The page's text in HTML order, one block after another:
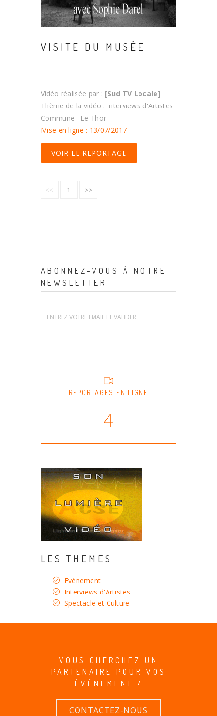
VISITE DU MUSÉE
Vidéo réalisée par : [Sud TV Locale]
Thème de la vidéo : Interviews d'Artistes
Commune : Le Thor
Mise en ligne : 13/07/2017
VOIR LE REPORTAGE
<< 1 >>
ABONNEZ-VOUS À NOTRE
NEWSLETTER
REPORTAGES EN LIGNE
4
LES THEMES
Evénement
Interviews d'Artistes
Spectacle et Culture
VOUS CHERCHEZ UN
PARTENAIRE POUR VOS
ÉVÉNEMENT ?
CONTACTEZ-NOUS